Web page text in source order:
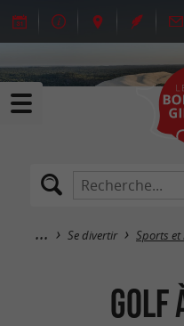
Se divertir Sports
Golf